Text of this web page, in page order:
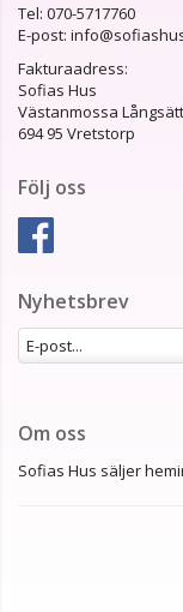
Tel: 070-5717760
E-post:
Fakturaadress:
Sofias Hus
Västanmossa
694 95 Vretstorp
Följ oss
Nyhetsbrev
Om oss
Sofias Hus säljer